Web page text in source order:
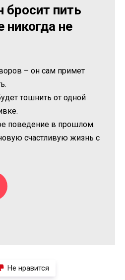
пить
не
– он сам примет
тошнить от одной
поведение в прошлом.
счастливую жизнь с
Не нравится